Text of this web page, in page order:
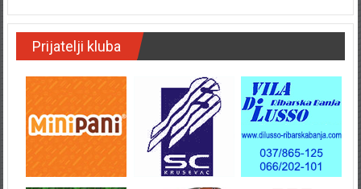
Prijatelji kluba